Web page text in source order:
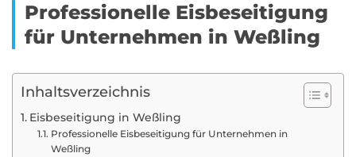
Professionelle Eisbeseitigung
für Unternehmen in Weßling
Inhaltsverzeichnis
Eisbeseitigung in Weßling
Professionelle Eisbeseitigung für Unternehmen in
Weßling